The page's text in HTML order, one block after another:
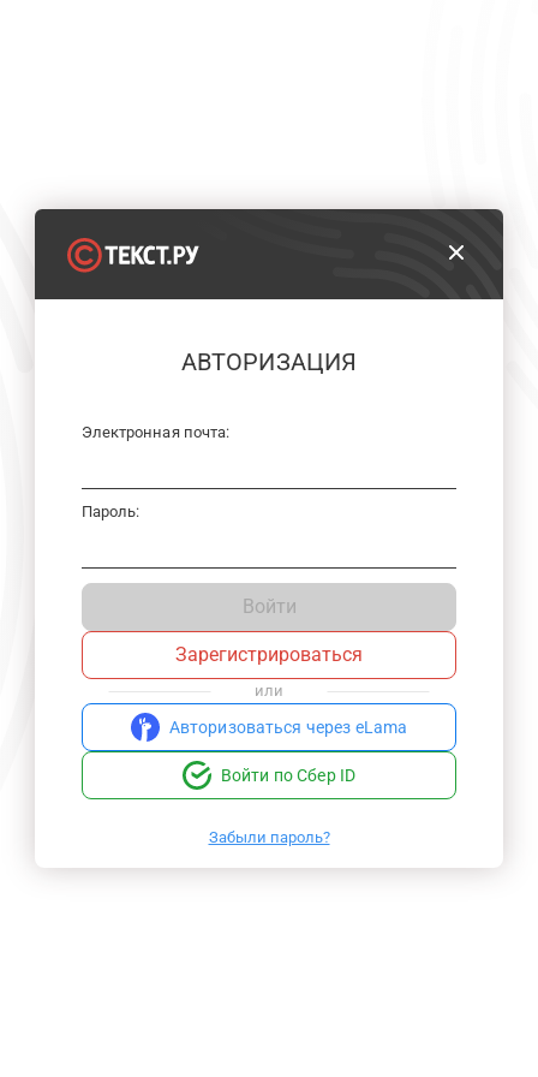
АВТОРИЗАЦИЯ
Электронная почта:
Пароль:
Войти
Зарегистрироваться
или
Авторизоваться через eLama
Войти по Сбер ID
Забыли пароль?